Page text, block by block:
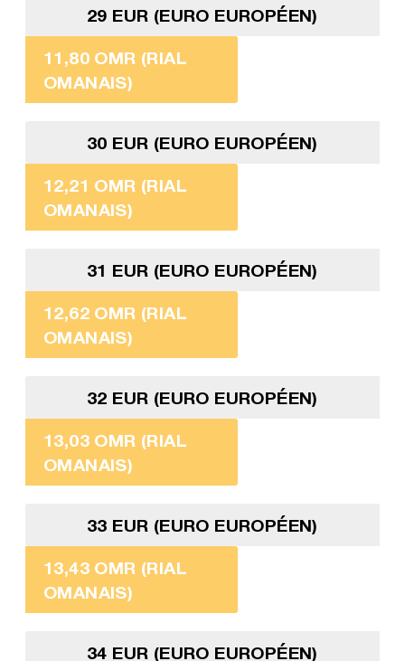
29 EUR (EURO EUROPÉEN)
11,80 OMR (RIAL
OMANAIS)
30 EUR (EURO EUROPÉEN)
12,21 OMR (RIAL
OMANAIS)
31 EUR (EURO EUROPÉEN)
12,62 OMR (RIAL
OMANAIS)
32 EUR (EURO EUROPÉEN)
13,03 OMR (RIAL
OMANAIS)
33 EUR (EURO EUROPÉEN)
13,43 OMR (RIAL
OMANAIS)
34 EUR (EURO EUROPÉEN)